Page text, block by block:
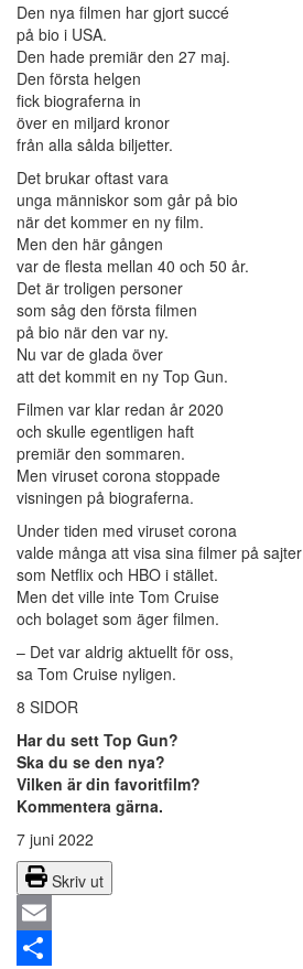
Den nya filmen har gjort succé
på bio i USA.
Den hade premiär den 27 maj.
Den första helgen
fick biograferna in
över en miljard kronor
från alla sålda biljetter.
Det brukar oftast vara
unga människor som går på bio
när det kommer en ny film.
Men den här gången
var de flesta mellan 40 och 50 år.
Det är troligen personer
som såg den första filmen
på bio när den var ny.
Nu var de glada över
att det kommit en ny Top Gun.
Filmen var klar redan år 2020
och skulle egentligen haft
premiär den sommaren.
Men viruset corona stoppade
visningen på biograferna.
Under tiden med viruset corona
valde många att visa sina filmer på sajter
som Netflix och HBO i stället.
Men det ville inte Tom Cruise
och bolaget som äger filmen.
– Det var aldrig aktuellt för oss,
sa Tom Cruise nyligen.
8 SIDOR
Har du sett Top Gun?
Ska du se den nya?
Vilken är din favoritfilm?
Kommentera gärna.
7 juni 2022
Skriv ut
Email